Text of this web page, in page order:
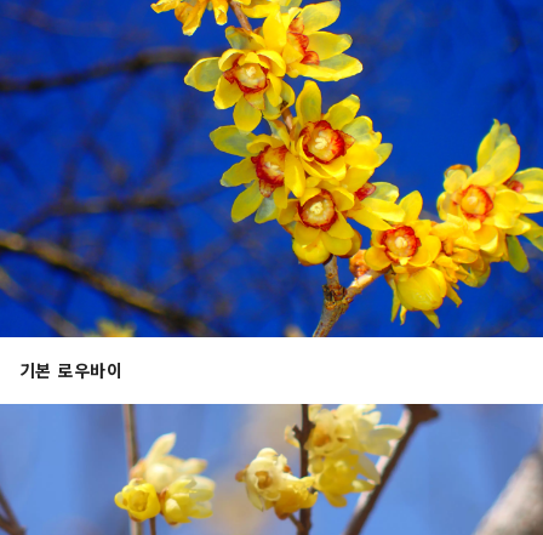
기본 로우바이